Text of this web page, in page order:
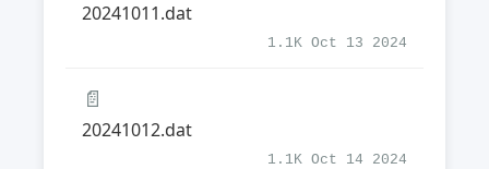
20241011.dat
1.1K Oct 13 2024
📄
20241012.dat
1.1K Oct 14 2024